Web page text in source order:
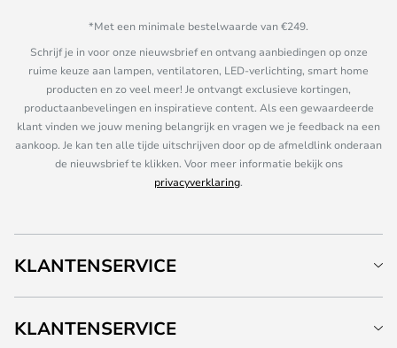
*Met een minimale bestelwaarde van €249.
Schrijf je in voor onze nieuwsbrief en ontvang aanbiedingen op onze
ruime keuze aan lampen, ventilatoren, LED-verlichting, smart home
producten en zo veel meer! Je ontvangt exclusieve kortingen,
productaanbevelingen en inspiratieve content. Als een gewaardeerde
klant vinden we jouw mening belangrijk en vragen we je feedback na een
aankoop. Je kan ten alle tijde uitschrijven door op de afmeldlink onderaan
de nieuwsbrief te klikken. Voor meer informatie bekijk ons
privacyverklaring.
KLANTENSERVICE
KLANTENSERVICE